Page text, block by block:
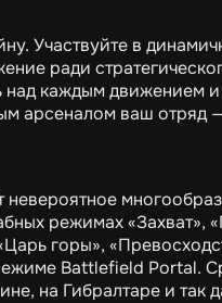
Участвуйте в
ради
над каждым движением
арсеналом ваш отряд
режимах «Захват»,
горы»,
Battlefield Portal.
на Гибралтаре и так